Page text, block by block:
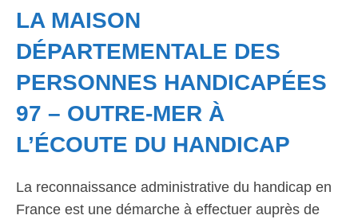
LA MAISON
DÉPARTEMENTALE DES
PERSONNES HANDICAPÉES
97 – OUTRE-MER À
L’ÉCOUTE DU HANDICAP
La reconnaissance administrative du handicap en
France est une démarche à effectuer auprès de